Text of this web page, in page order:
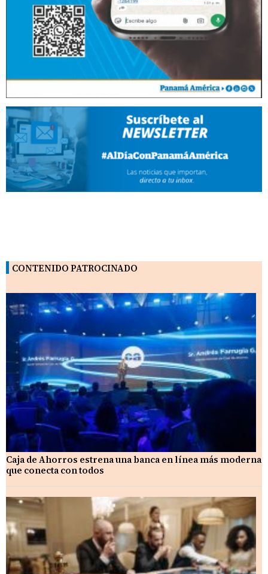
CONTENIDO PATROCINADO
Caja de Ahorros estrena una banca en línea más moderna
que conecta con todos